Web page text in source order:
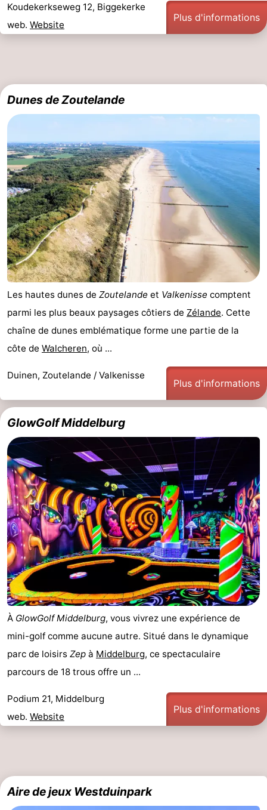
Koudekerkseweg 12, Biggekerke
web. Website
Plus d'informations
Dunes de Zoutelande
Les hautes dunes de Zoutelande et Valkenisse comptent
parmi les plus beaux paysages côtiers de Zélande. Cette
chaîne de dunes emblématique forme une partie de la
côte de Walcheren, où ...
Duinen, Zoutelande / Valkenisse
Plus d'informations
GlowGolf Middelburg
À GlowGolf Middelburg, vous vivrez une expérience de
mini-golf comme aucune autre. Situé dans le dynamique
parc de loisirs Zep à Middelburg, ce spectaculaire
parcours de 18 trous offre un ...
Podium 21, Middelburg
web. Website
Plus d'informations
Aire de jeux Westduinpark